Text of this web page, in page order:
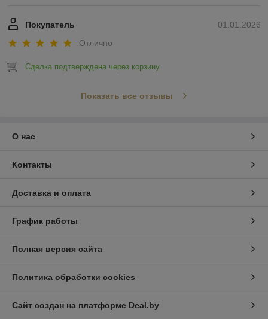
01.01.2026
Покупатель
Отлично
Сделка подтверждена через корзину
Показать все отзывы
О нас
Контакты
Доставка и оплата
График работы
Полная версия сайта
Политика обработки cookies
Сайт создан на платформе Deal.by